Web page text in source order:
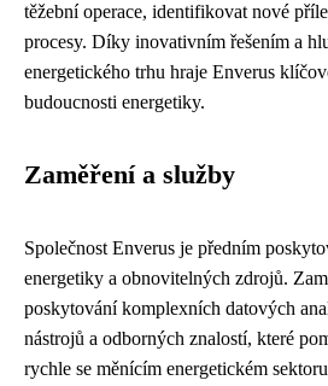
těžební operace, identifikovat nové
procesy. Díky inovativním řešením a
energetického trhu hraje Enverus
budoucnosti energetiky.
Zaměření a služby
Společnost Enverus je předním
energetiky a obnovitelných zdrojů.
poskytování komplexních datových
nástrojů a odborných znalostí, které
rychle se měnícím energetickém